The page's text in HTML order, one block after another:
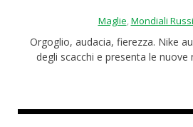
Maglie,Mondiali
Orgoglio, audacia, fierezza. Nike
degli scacchi e presenta le nuove